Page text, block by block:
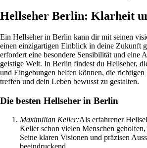
Hellseher Berlin: Klarheit
Ein Hellseher in Berlin kann dir mit seinen
einen einzigartigen Einblick in deine Zukunft
erfordert eine besondere Sensibilität und eine
geistige Welt. In Berlin findest du Hellseher,
und Eingebungen helfen können, die richtigen
treffen und dein Leben bewusst zu gestalten.
Die besten Hellseher in Berlin
Maximilian Keller:Als erfahrener
Keller schon vielen Menschen
Seine klaren Visionen und präzisen